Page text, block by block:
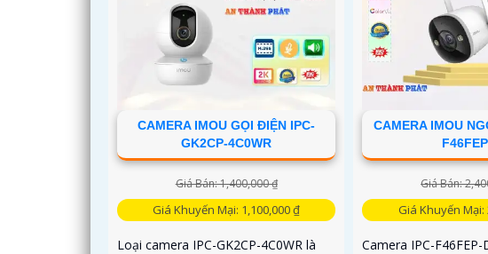
CAMERA IMOU GỌI ĐIỆN IPC-
GK2CP-4C0WR
Giá Bán: 1,400,000 ₫
Giá Khuyến Mại: 1,100,000 ₫
Loại camera IPC-GK2CP-4C0WR là
CAMERA IMOU
Giá Bán:
Giá Khuyến Mại:
Camera IPC-